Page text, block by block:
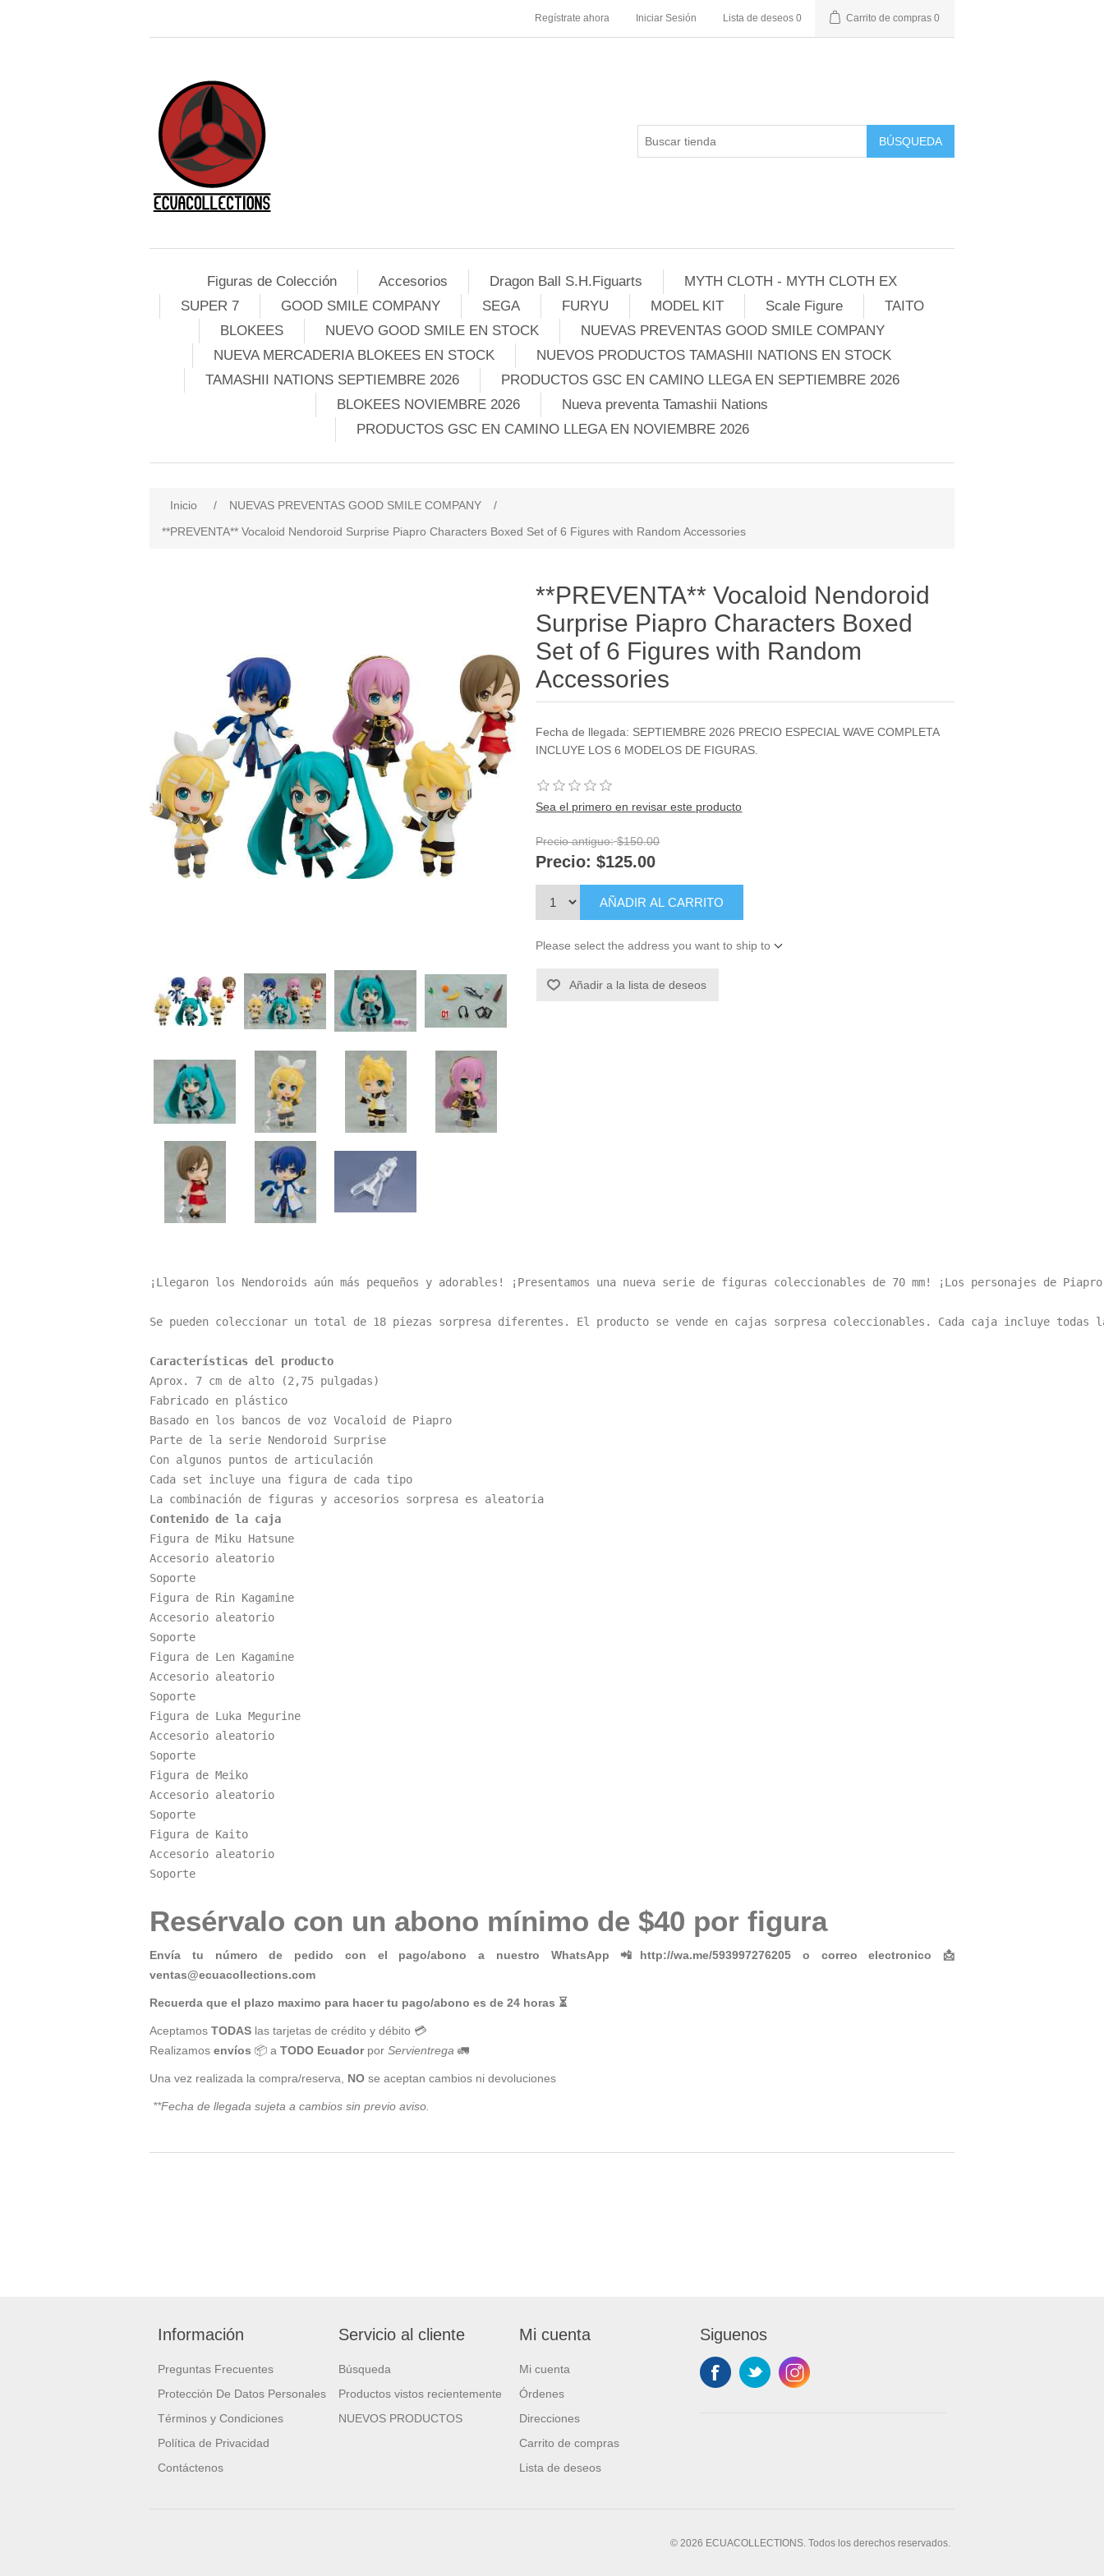
Regístrate ahora Iniciar Sesión Lista de deseos 0 Carrito de compras 0
BÚSQUEDA
Figuras de Colección Accesorios Dragon Ball S.H.Figuarts
MYTH CLOTH - MYTH CLOTH EX
SUPER 7
GOOD SMILE COMPANY SEGA FURYU MODEL KIT Scale Figure
TAITO
BLOKEES
NUEVO GOOD SMILE EN STOCK
NUEVAS PREVENTAS GOOD SMILE COMPANY
NUEVA MERCADERIA BLOKEES EN STOCK
NUEVOS PRODUCTOS TAMASHII NATIONS EN STOCK
TAMASHII NATIONS SEPTIEMBRE 2026
PRODUCTOS GSC EN CAMINO LLEGA EN SEPTIEMBRE 2026
BLOKEES NOVIEMBRE 2026
Nueva preventa Tamashii Nations
PRODUCTOS GSC EN CAMINO LLEGA EN NOVIEMBRE 2026
Inicio / NUEVAS PREVENTAS GOOD SMILE COMPANY
/
**PREVENTA** Vocaloid Nendoroid Surprise Piapro Characters Boxed Set of 6 Figures with Random Accessories
**PREVENTA** Vocaloid Nendoroid
Surprise Piapro Characters Boxed
Set of 6 Figures with Random
Accessories
Fecha de llegada: SEPTIEMBRE 2026 PRECIO ESPECIAL WAVE COMPLETA
INCLUYE LOS 6 MODELOS DE FIGURAS.
Sea el primero en revisar este producto
Precio antiguo: $150.00
Precio: $125.00
AÑADIR AL CARRITO
Please select the address you want to ship to
Añadir a la lista de deseos
¡Llegaron los Nendoroids aún más pequeños y adorables! ¡Presentamos una nueva serie de figuras coleccionables de 70 mm! ¡Los personajes de
Se pueden coleccionar un total de 18 piezas sorpresa diferentes. El producto se vende en cajas sorpresa coleccionables. Cada caja incluye
Características del producto
Aprox. 7 cm de alto (2,75 pulgadas)
Fabricado en plástico
Basado en los bancos de voz Vocaloid de Piapro
Parte de la serie Nendoroid Surprise
Con algunos puntos de articulación
Cada set incluye una figura de cada tipo
Contenido de la caja
Figura de Miku Hatsune
Accesorio aleatorio
Soporte
Figura de Rin Kagamine
Accesorio aleatorio
Soporte
Figura de Len Kagamine
Accesorio aleatorio
Soporte
Figura de Luka Megurine
Accesorio aleatorio
Soporte
Figura de Meiko
Accesorio aleatorio
Soporte
Figura de Kaito
Accesorio aleatorio
Soporte
Resérvalo con un abono mínimo de $40 por figura
Envía tu número de pedido con el pago/abono a nuestro WhatsApp 📲http://wa.me/593997276205 o correo electronico 📩
ventas@ecuacollections.com
Recuerda que el plazo maximo para hacer tu pago/abono es de 24 horas ⏳
Aceptamos TODAS las tarjetas de crédito y débito 💳
Realizamos envíos 📦 a TODO Ecuador por Servientrega 🚛
Una vez realizada la compra/reserva, NO se aceptan cambios ni devoluciones
**Fecha de llegada sujeta a cambios sin previo aviso.
Información
Preguntas Frecuentes
Protección De Datos Personales
Términos y Condiciones
Política de Privacidad
Contáctenos
Servicio al cliente
Búsqueda
Productos vistos recientemente
NUEVOS PRODUCTOS
Mi cuenta
Mi cuenta
Órdenes
Direcciones
Carrito de compras
Lista de deseos
Siguenos
© 2026 ECUACOLLECTIONS. Todos los derechos reservados.